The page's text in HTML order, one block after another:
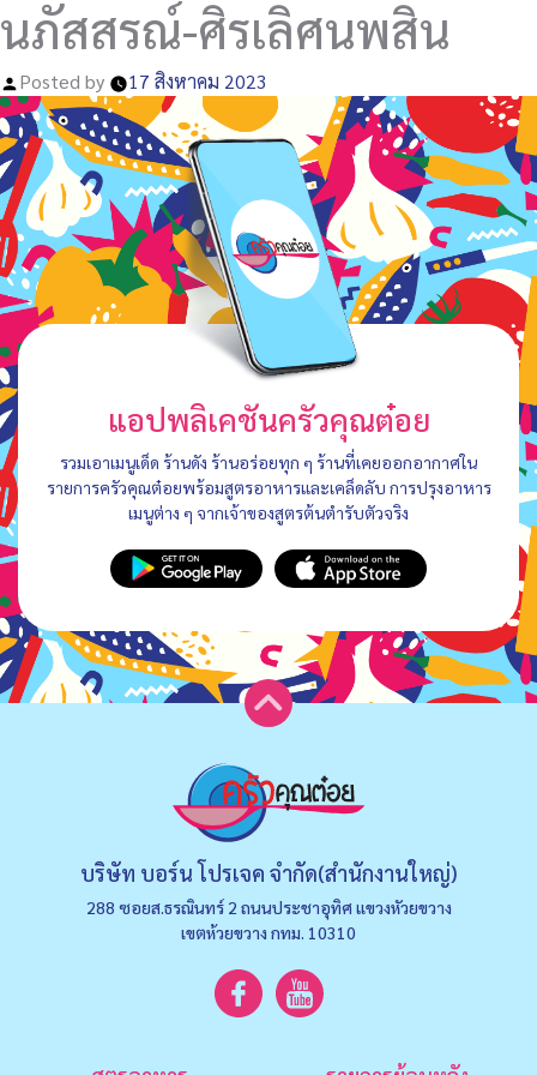
นภัสสรณ์-ศิรเลิศนพสิน
Posted by 17 สิงหาคม 2023
แอปพลิเคชันครัวคุณต๋อย
รวมเอาเมนูเด็ด ร้านดัง ร้านอร่อยทุก ๆ ร้านที่เคยออกอากาศใน
รายการครัวคุณต๋อยพร้อมสูตรอาหารและเคล็ดลับ การปรุงอาหาร
เมนูต่าง ๆ จากเจ้าของสูตรต้นตำรับตัวจริง
บริษัท บอร์น โปรเจค จำกัด(สำนักงานใหญ่)
288 ซอยส.ธรณินทร์ 2 ถนนประชาอุทิศ แขวงหัวยขวาง
เขตห้วยขวาง กทม. 10310